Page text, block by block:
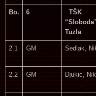
Bo. 6
TŠK
Tuzla
2.1 GM Sedlak,
2.2 GM Djukic,